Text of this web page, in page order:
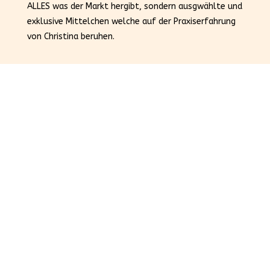
ALLES was der Markt hergibt, sondern ausgwählte und
exklusive Mittelchen welche auf der Praxiserfahrung
von Christina beruhen.